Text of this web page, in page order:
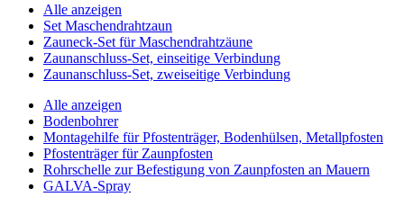
Alle anzeigen
Set Maschendrahtzaun
Zauneck-Set für Maschendrahtzäune
Zaunanschluss-Set, einseitige Verbindung
Zaunanschluss-Set, zweiseitige Verbindung
Alle anzeigen
Bodenbohrer
Montagehilfe für Pfostenträger, Bodenhülsen, Metallpfosten
Pfostenträger für Zaunpfosten
Rohrschelle zur Befestigung von Zaunpfosten an Mauern
GALVA-Spray